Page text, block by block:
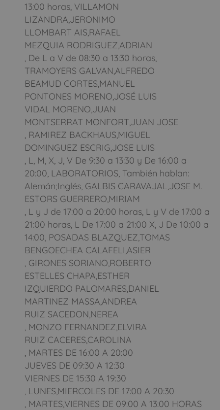
13:00 horas, VILLAMON
LIZANDRA,JERONIMO
LLOMBART AIS,RAFAEL
MEZQUIA RODRIGUEZ,ADRIAN
, De L a V de 08:30 a 13:30 horas,
TRAMOYERS GALVAN,ALFREDO
BEAMUD CORTES,MANUEL
PONTONES MORENO,JOSÉ LUIS
VIDAL MORENO,JUAN
MONTSERRAT MONFORT,JUAN JOSE
, RAMIREZ BACKHAUS,MIGUEL
DOMINGUEZ ESCRIG,JOSE LUIS
, L, M, X, J, V De 9:30 a 13:30 y De 16:00 a
20:00, LABORATORIOS, También hablan:
Alemán;Inglés, GALBIS CARAVAJAL,JOSE M.
ESTORS GUERRERO,MIRIAM
, L y J de 17:00 a 20:00 horas, L y V de 17:00 a
21:00 horas, L De 17:00 a 21:00 X, J De 10:00 a
14:00, POSADAS BLAZQUEZ,TOMAS
BENGOECHEA CALAFELI,ASIER
, GIRONES SORIANO,ROBERTO
ESTELLES CHAPA,ESTHER
IZQUIERDO PALOMARES,DANIEL
MARTINEZ MASSA,ANDREA
RUIZ SACEDON,NEREA
, MONZO FERNANDEZ,ELVIRA
RUIZ CACERES,CAROLINA
, MARTES DE 16:00 A 20:00
JUEVES DE 09:30 A 12:30
VIERNES DE 15:30 A 19:30
, LUNES,MIERCOLES DE 17:00 A 20:30
, MARTES,VIERNES DE 09:00 A 13:00 HORAS